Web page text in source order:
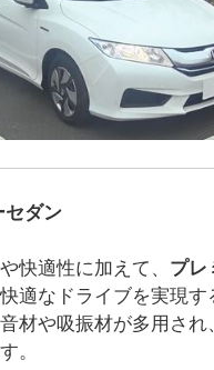
セダン
快適性に加えて、 プレ
適なドライブを実現
材や吸振材が多用さ
。